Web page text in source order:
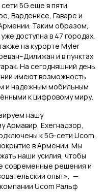
5G еще в пяти
Варденисе, Гаваре и
Таким образом,
доступна в 47 городах,
на курорте Myler
и в пунктах
На сегодняшний день
имеют возможность
и надежным мобильным
к цифровому миру.
нашу
Армавир, Ехегнадзор,
к 5G-сети Ucom,
в Армении. Мы
наши усилия, чтобы
современные решения и
опыт», —
Ucom Ральф